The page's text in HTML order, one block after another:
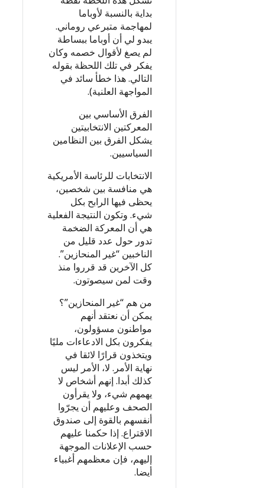
بداية بالنسبة لأوباما
لمهاجمة متبرعي روماني.
يبدو لي أن أوباما ببساطة
لم يصغ لأقوال خصمه وكان
يفكر في تلك اللحظة بقوله
التالي. هذا خطأ سائد في
المواجهة العلنية).
الفرق الأساسي بين
المعركتين الانتخابيتين
يشكل الفرق بين النظامين
السياسيين.
الانتخابات للرئاسة الأمريكية
هي منافسة بين شخصين،
يحظى فيها الرابح بكل
شيء. وتكون النتيجة الفعلية
هي أن المعركة الضخمة
تدور حول عدد قليل من
الناخبين “غير المنحازين”.
كل الآخرين قد قرروا منذ
وقت لمن سيصوتون.
من هم “غير المنحازين”؟
يمكن أن نعتقد أنهم
مواطنون مسؤولون،
يفكرون بكل الادعاءات مليًا
ويتخذون قرارًا لائقا في
نهاية الأمر. لا، الأمر ليس
كذلك أبدا. إنهم أشخاص لا
يهمهم شيء، ولا يقرأون
الصحف وعليهم أن يجرّوا
أنفسهم بالقوة إلى صندوق
الاقتراع. إذا حكمنا عليهم
حسب الإعلانات الموجهة
إليهم، فإن معظمهم أغبياء
أيضا.